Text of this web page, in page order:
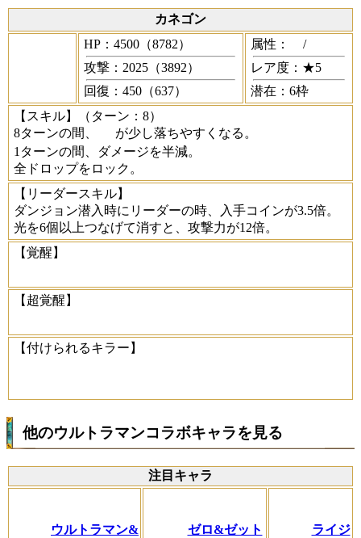
カネゴン
HP：4500（8782）
攻撃：2025（3892）
回復：450（637）
属性：
/
レア度：★5
潜在：6枠
【スキル】
（ターン：8）
8ターンの間、
が少し落ちやすくなる。
1ターンの間、ダメージを半減。
全ドロップをロック。
【リーダースキル】
ダンジョン潜入時にリーダーの時、入手コインが3.5倍。
光を6個以上つなげて消すと、攻撃力が12倍。
【覚醒】
【超覚醒】
【付けられるキラー】
他のウルトラマンコラボキャラを見る
注目キャラ
ウルトラマン&
ゼロ&ゼット
ライジ